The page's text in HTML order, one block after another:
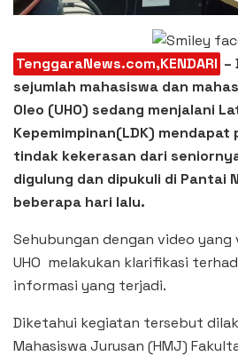
TenggaraNews.com,KENDARI –
sejumlah mahasiswa dan
Oleo (UHO) sedang menjalani
Kepemimpinan(LDK) mendapat
tindak kekerasan dari
digulung dan dipukuli di Pantai
beberapa hari lalu.
Sehubungan dengan video
UHO melakukan klarifikasi
informasi yang terjadi.
Diketahui kegiatan tersebut
Mahasiswa Jurusan (HMJ)